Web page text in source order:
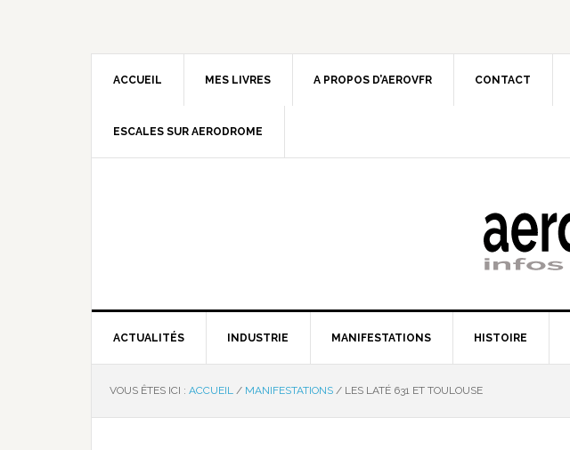
ACCUEIL MES LIVRES A PROPOS D’AEROVFR CONTACT
ESCALES SUR AERODROME
ACTUALITÉS INDUSTRIE MANIFESTATIONS HISTOIRE
VOUS ÊTES ICI : ACCUEIL / MANIFESTATIONS / LES LATÉ 631 ET TOULOUSE